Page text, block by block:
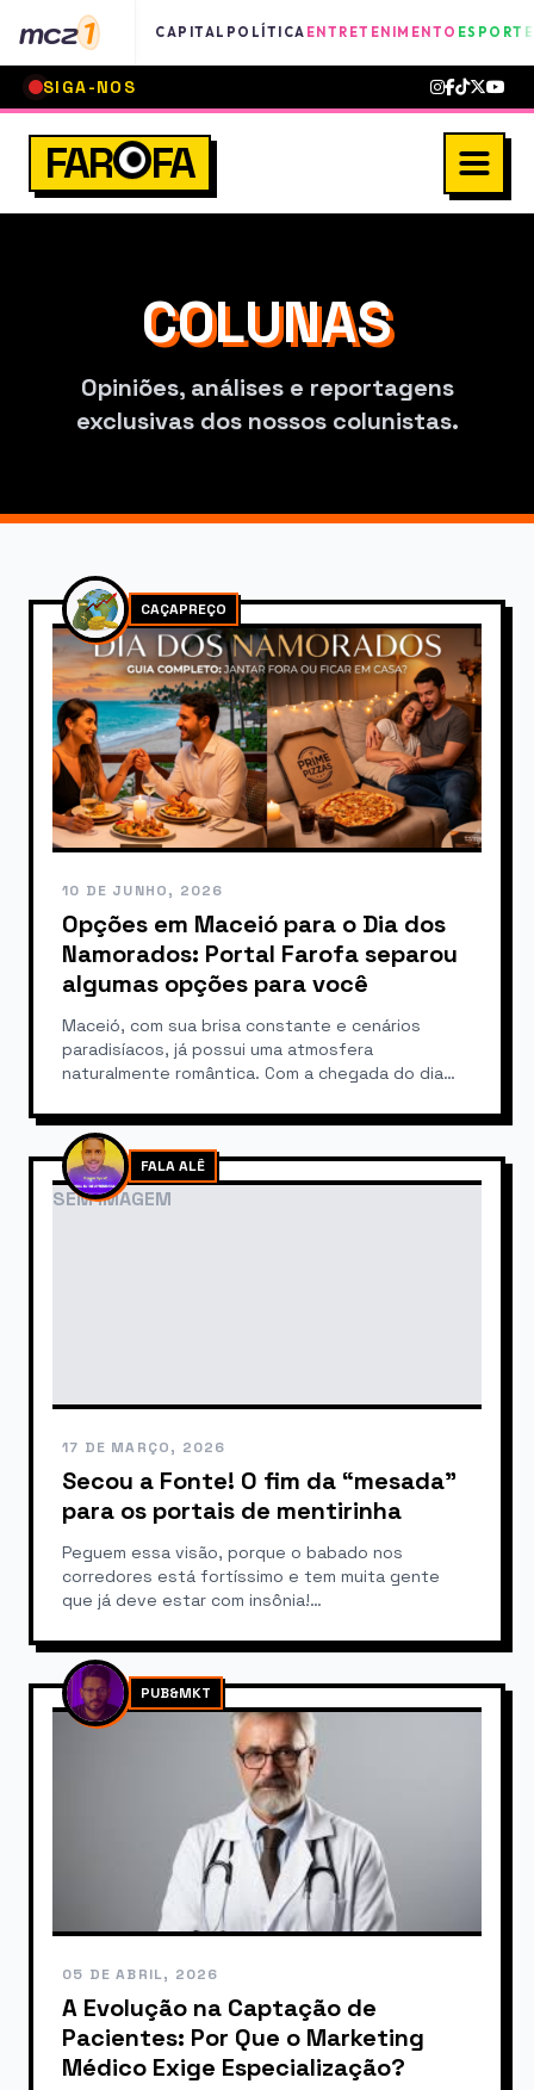
mcz1 CAPITAL POLÍTICA ENTRETENIMENTO
SIGA-NOS
FAR FA
COLUNAS
Opiniões, análises e reportagens
exclusivas dos nossos colunistas.
CAÇAPREÇO
10 DE JUNHO, 2026
Opções em Maceió para o Dia dos
Namorados: Portal Farofa separou
algumas opções para você
Maceió, com sua brisa constante e cenários
paradisíacos, já possui uma atmosfera
naturalmente romântica. Com a chegada do dia
FALA ALÊ
SEM IMAGEM
17 DE MARÇO, 2026
Secou a Fonte! O fim da “mesada”
para os portais de mentirinha
Peguem essa visão, porque o babado nos
corredores está fortíssimo e tem muita gente
que já deve estar com insônia!…
PUB&MKT
05 DE ABRIL, 2026
A Evolução na Captação de
Pacientes: Por Que o Marketing
Médico Exige Especialização?